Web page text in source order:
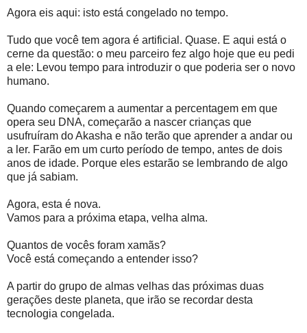
Agora eis aqui: isto está congelado no tempo.
Tudo que você tem agora é artificial. Quase. E aqui está o
cerne da questão: o meu parceiro fez algo hoje que eu pedi
a ele: Levou tempo para introduzir o que poderia ser o novo
humano.
Quando começarem a aumentar a percentagem em que
opera seu DNA, começarão a nascer crianças que
usufruíram do Akasha e não terão que aprender a andar ou
a ler. Farão em um curto período de tempo, antes de dois
anos de idade. Porque eles estarão se lembrando de algo
que já sabiam.
Agora, esta é nova.
Vamos para a próxima etapa, velha alma.
Quantos de vocês foram xamãs?
Você está começando a entender isso?
A partir do grupo de almas velhas das próximas duas
gerações deste planeta, que irão se recordar desta
tecnologia congelada.